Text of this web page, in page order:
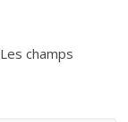
Les champs